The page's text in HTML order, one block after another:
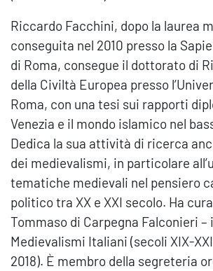
Riccardo Facchini, dopo la laurea
conseguita nel 2010 presso la
di Roma, consegue il dottorato di
della Civiltà Europea presso
Roma, con una tesi sui rapporti
Venezia e il mondo islamico nel
Dedica la sua attività di ricerca
dei medievalismi, in particolare
tematiche medievali nel pensiero
politico tra XX e XXI secolo. Ha
Tommaso di Carpegna Falconieri –
Medievalismi Italiani (secoli XIX-
2018). È membro della segreteria